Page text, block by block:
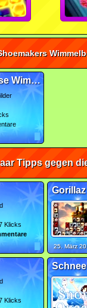
Shoemakers House Wimmelbild
Tipps gegen
Klicks
25. März
Klicks